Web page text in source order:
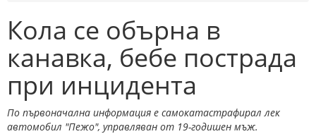
Кола се обърна в
канавка, бебе пострада
при инцидента
По първоначална информация е самокатастрафирал лек
автомобил "Пежо", управляван от 19-годишен мъж.